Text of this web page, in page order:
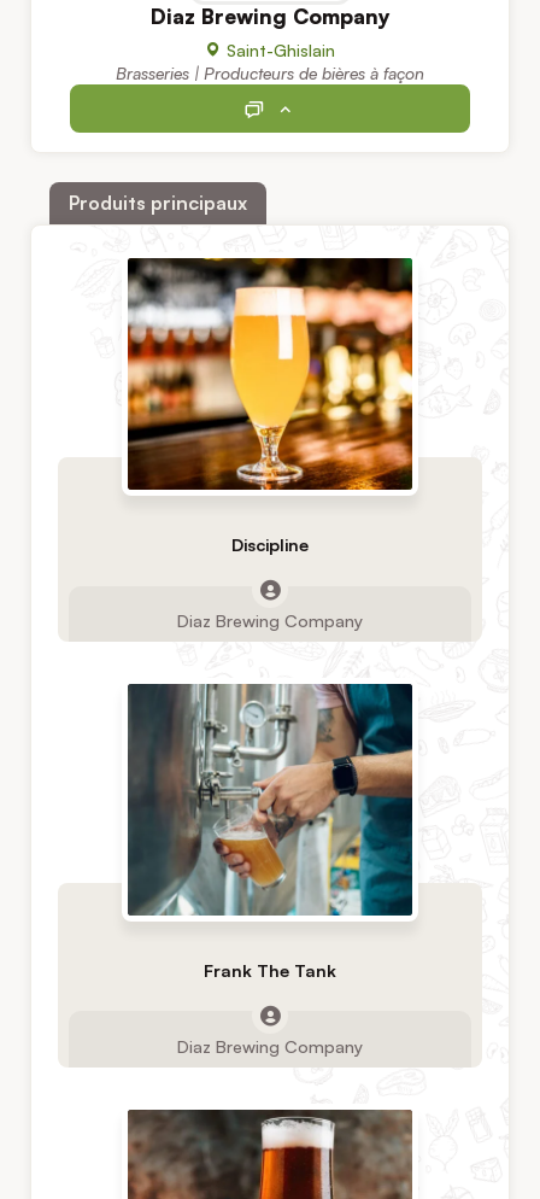
Diaz Brewing Company
Saint-Ghislain
Brasseries | Producteurs de bières à façon
Produits principaux
Discipline
Diaz Brewing Company
Frank The Tank
Diaz Brewing Company